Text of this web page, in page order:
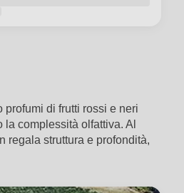
di frutti rossi e neri
complessità olfattiva. Al
regala struttura e profondità,